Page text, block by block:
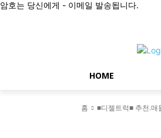
암호는 당신에게 - 이메일 발송됩니다.
HOME
홈 ■디젤트럭■ 추천.매